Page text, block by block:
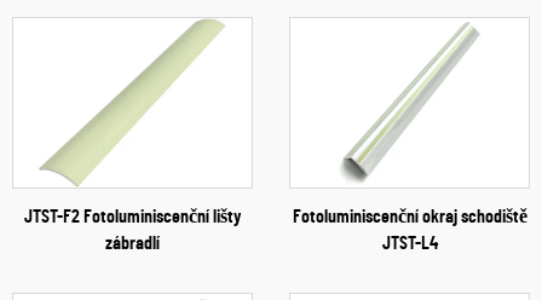
JTST-F2 Fotoluminiscenční lišty
zábradlí
Fotoluminiscenční okraj schodiště
JTST-L4